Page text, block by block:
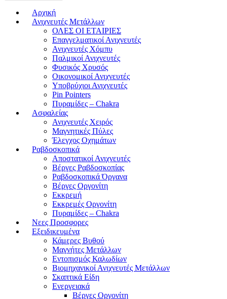
Αρχική
Ανιχνευτές Μετάλλων
ΟΛΕΣ ΟΙ ΕΤΑΙΡΙΕΣ
Επαγγελματικοί Ανιχνευτές
Ανιχνευτές Χόμπυ
Παλμικοί Ανιχνευτές
Φυσικός Χρυσός
Οικονομικοί Ανιχνευτές
Υποβρύχιοι Ανιχνευτές
Pin Pointers
Πυραμίδες – Chakra
Ασφαλείας
Ανιχνευτές Χειρός
Μαγνητικές Πύλες
Έλεγχος Οχημάτων
Ραβδοσκοπικά
Αποστατικοί Ανιχνευτές
Βέργες Ραβδοσκοπίας
Ραβδοσκοπικά Όργανα
Βέργες Οργονίτη
Εκκρεμή
Εκκρεμές Οργονίτη
Πυραμίδες – Chakra
Νεες Προσφορες
Εξειδικευμένα
Κάμερες Βυθού
Μαγνήτες Μετάλλων
Εντοπισμός Καλωδίων
Βιομηχανικοί Ανιχνευτές Μετάλλων
Σκαπτικά Είδη
Ενεργειακά
Βέργες Οργονίτη